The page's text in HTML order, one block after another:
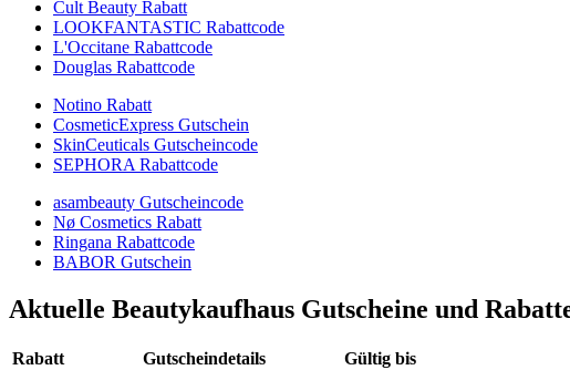
Cult Beauty Rabatt
LOOKFANTASTIC Rabattcode
L'Occitane Rabattcode
Douglas Rabattcode
Notino Rabatt
CosmeticExpress Gutschein
SkinCeuticals Gutscheincode
SEPHORA Rabattcode
asambeauty Gutscheincode
Nø Cosmetics Rabatt
Ringana Rabattcode
BABOR Gutschein
Aktuelle Beautykaufhaus Gutscheine und
Rabatt Gutscheindetails
Gültig bis